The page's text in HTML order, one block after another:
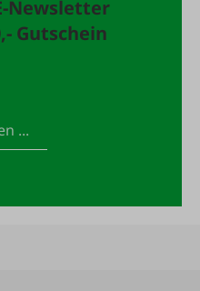
Newsletter
Gutschein